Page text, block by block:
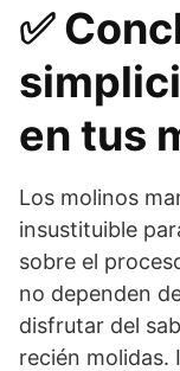
✅
en tus
Los molinos
insustituible
sobre el
no dependen
disfrutar del
recién molidas.